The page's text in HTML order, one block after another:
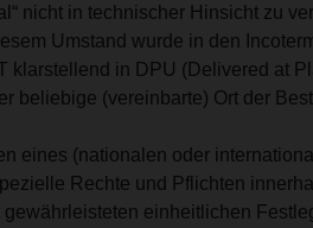
nicht in technischer Hinsicht zu
Umstand wurde in den
klarstellend in DPU (Delivered at
beliebige (vereinbarte) Ort der
eines (nationalen oder
Rechte und Pflichten
einheitlichen